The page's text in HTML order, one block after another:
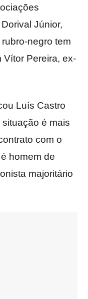
Júnior,
rubro-negro tem
Pereira, ex-
Luís Castro
é mais
com o
homem de
majoritário